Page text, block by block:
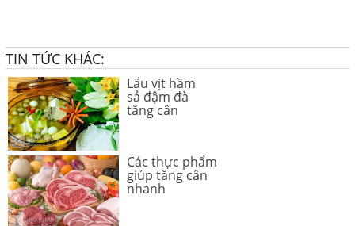
TIN TỨC KHÁC:
Lẩu vịt hầm
sả đậm đà
tăng cân
Các thực phẩm
giúp tăng cân
nhanh